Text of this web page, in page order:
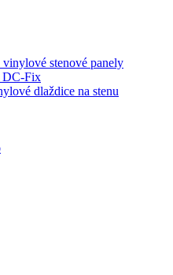
stenové panely
DC-Fix
dlaždice na stenu